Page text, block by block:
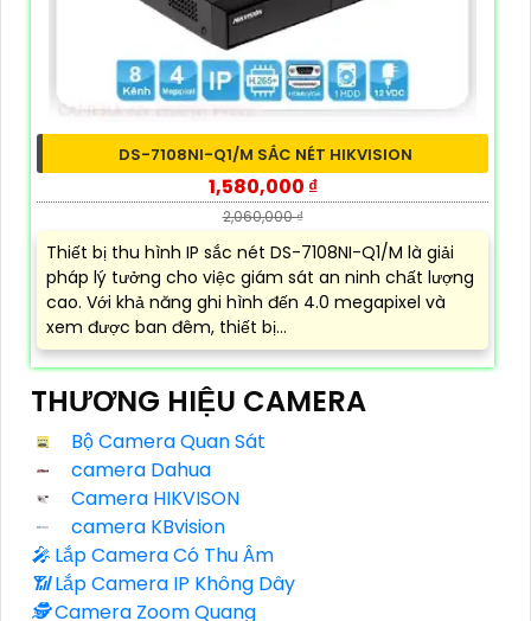
DS-7108NI-Q1/M SẮC NÉT HIKVISION
1,580,000 ₫
2,060,000 ₫
Thiết bị thu hình IP sắc nét DS-7108NI-Q1/M là giải
pháp lý tưởng cho việc giám sát an ninh chất lượng
cao. Với khả năng ghi hình đến 4.0 megapixel và
xem được ban đêm, thiết bị...
THƯƠNG HIỆU CAMERA
Bộ Camera Quan Sát
camera Dahua
Camera HIKVISON
camera KBvision
️🎤️ Lắp Camera Có Thu Âm
📶Lắp Camera IP Không Dây
🕵️Camera Zoom Quang